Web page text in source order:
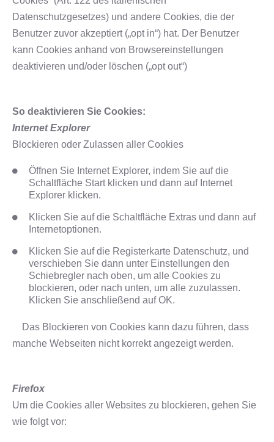
Datenschutzgesetzes) und andere Cookies, die der
Benutzer zuvor akzeptiert („opt in“) hat. Der Benutzer
kann Cookies anhand von Browsereinstellungen
deaktivieren und/oder löschen („opt out“)
So deaktivieren Sie Cookies:
Internet Explorer
Blockieren oder Zulassen aller Cookies
Öffnen Sie Internet Explorer, indem Sie auf die
Schaltfläche Start klicken und dann auf Internet
Explorer klicken.
Klicken Sie auf die Schaltfläche Extras und dann auf
Internetoptionen.
Klicken Sie auf die Registerkarte Datenschutz, und
verschieben Sie dann unter Einstellungen den
Schiebregler nach oben, um alle Cookies zu
blockieren, oder nach unten, um alle zuzulassen.
Klicken Sie anschließend auf OK.
Das Blockieren von Cookies kann dazu führen, dass
manche Webseiten nicht korrekt angezeigt werden.
Firefox
Um die Cookies aller Websites zu blockieren, gehen Sie
wie folgt vor: